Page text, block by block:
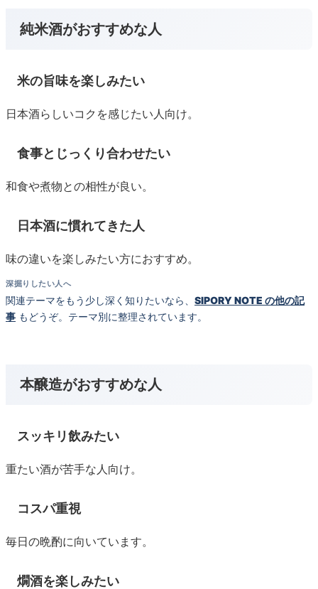
純米酒がおすすめな人
米の旨味を楽しみたい
日本酒らしいコクを感じたい人向け。
食事とじっくり合わせたい
和食や煮物との相性が良い。
日本酒に慣れてきた人
味の違いを楽しみたい方におすすめ。
深掘りしたい人へ
関連テーマをもう少し深く知りたいなら、 SIPORY NOTE の他の記
事 もどうぞ。テーマ別に整理されています。
本醸造がおすすめな人
スッキリ飲みたい
重たい酒が苦手な人向け。
コスパ重視
毎日の晩酌に向いています。
燗酒を楽しみたい